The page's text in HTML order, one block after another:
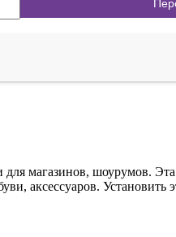
магазинов, шоурумов. Эта
аксессуаров. Установить